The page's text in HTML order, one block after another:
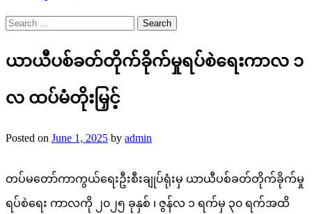
Search
for:
ယာယီပစ်ခတ်တိုက်ခိုက်မှုရပ်စဲရေးကာလ ၁
လ ထပ်မံတိုးမြှင့်
Posted on June 1, 2025 by admin
တပ်မတော်ကာကွယ်ရေးဦးစီးချုပ်ရုံးမှ ယာယီပစ်ခတ်တိုက်ခိုက်မှု
ရပ်စဲရေး ကာလကို ၂၀၂၅ ခုနှစ် ၊ ဇွန်လ ၁ ရက်မှ ၃၀ ရက်အထိ